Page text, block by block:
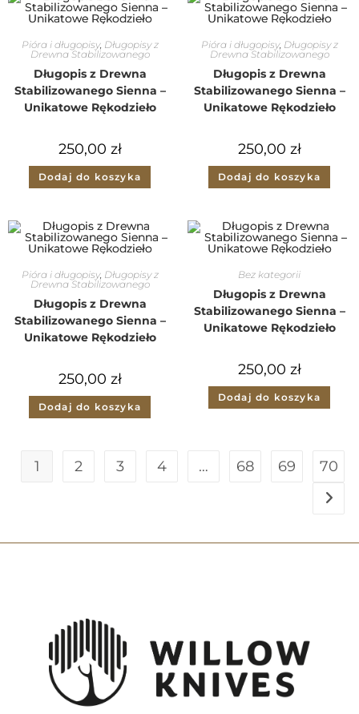
Pióra i długopisy, Długopisy z
Drewna Stabilizowanego
Długopis z Drewna
Stabilizowanego Sienna –
Unikatowe Rękodzieło
250,00 zł
Dodaj do koszyka
Pióra i długopisy, Długopisy z
Drewna Stabilizowanego
Długopis z Drewna
Stabilizowanego Sienna –
Unikatowe Rękodzieło
250,00 zł
Dodaj do koszyka
Pióra i długopisy, Długopisy z
Drewna Stabilizowanego
Długopis z Drewna
Stabilizowanego Sienna –
Unikatowe Rękodzieło
250,00 zł
Dodaj do koszyka
Bez kategorii
Długopis z Drewna
Stabilizowanego Sienna –
Unikatowe Rękodzieło
250,00 zł
Dodaj do koszyka
1 2 3 4 … 68 69 70